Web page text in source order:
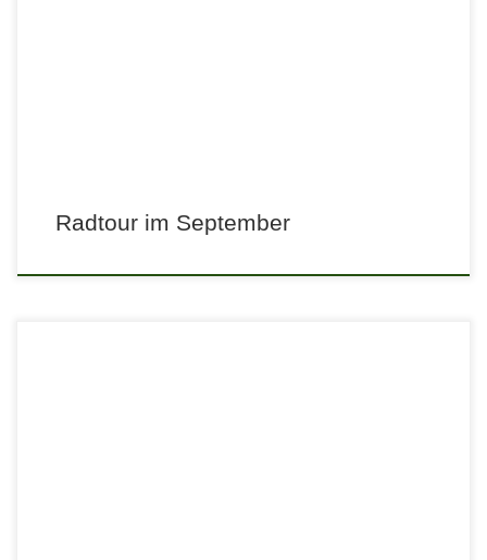
Radtour im September